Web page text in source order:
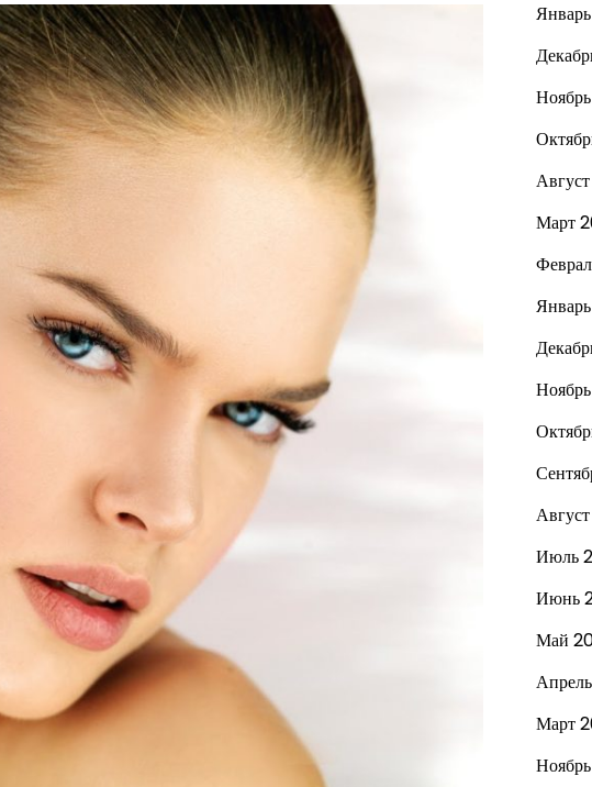
Март
Июль
Июнь
Май
Март